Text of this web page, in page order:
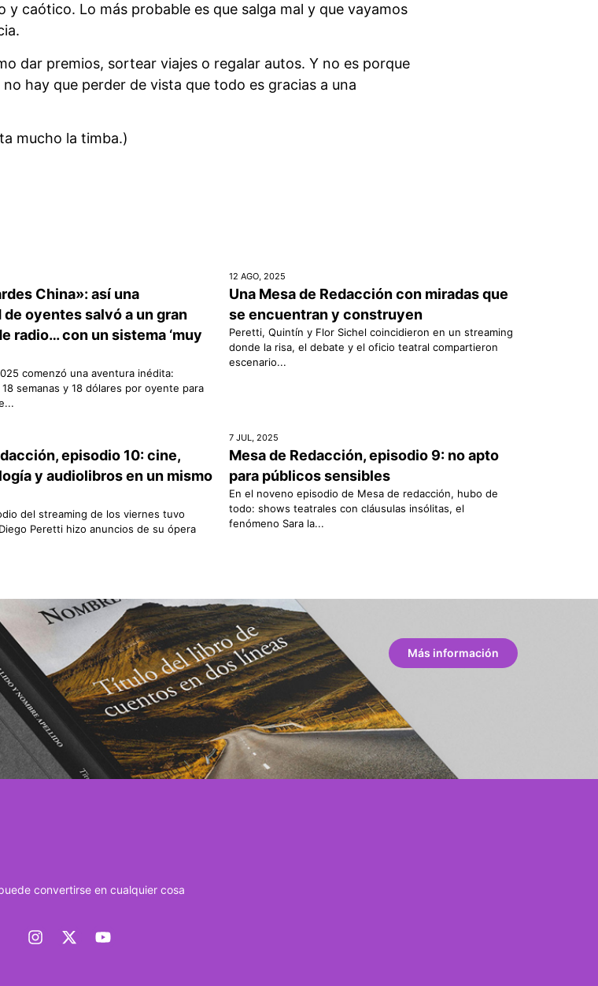
caótico. Lo más probable es que salga mal y que vayamos
dar premios, sortear viajes o regalar autos. Y no es porque
hay que perder de vista que todo es gracias a una
mucho la timba.)
China»: así una
oyentes salvó a un gran
radio… con un sistema ‘muy
comenzó una aventura inédita:
semanas y 18 dólares por oyente para
12 AGO, 2025
Una Mesa de Redacción con miradas que
se encuentran y construyen
Peretti, Quintín y Flor Sichel coincidieron en un streaming
donde la risa, el debate y el oficio teatral compartieron
escenario...
episodio 10: cine,
y audiolibros en un mismo
del streaming de los viernes tuvo
Peretti hizo anuncios de su ópera
7 JUL, 2025
Mesa de Redacción, episodio 9: no apto
para públicos sensibles
En el noveno episodio de Mesa de redacción, hubo de
todo: shows teatrales con cláusulas insólitas, el
fenómeno Sara la...
Más información
convertirse en cualquier cosa